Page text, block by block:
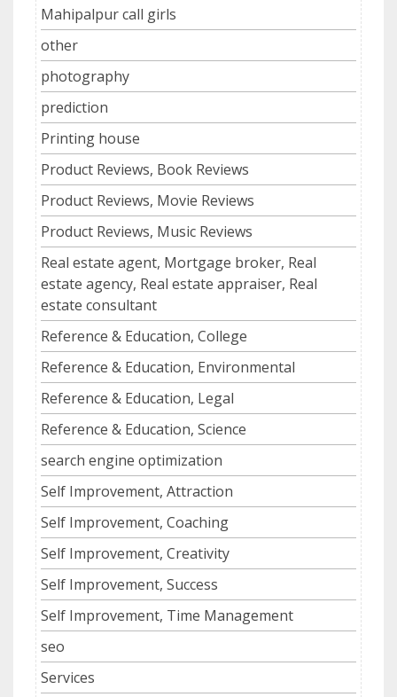
Mahipalpur call girls
other
photography
prediction
Printing house
Product Reviews, Book Reviews
Product Reviews, Movie Reviews
Product Reviews, Music Reviews
Real estate agent, Mortgage broker, Real
estate agency, Real estate appraiser, Real
estate consultant
Reference & Education, College
Reference & Education, Environmental
Reference & Education, Legal
Reference & Education, Science
search engine optimization
Self Improvement, Attraction
Self Improvement, Coaching
Self Improvement, Creativity
Self Improvement, Success
Self Improvement, Time Management
seo
Services